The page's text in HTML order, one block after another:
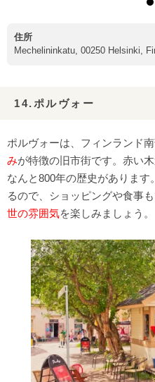
住所
Mechelininkatu, 00250 Helsinki,
14.ポルヴォー
ポルヴォーは、フィンランド
みが特徴の旧市街です。赤い
なんと800年の歴史がありま
るので、ショッピングや食事
世の雰囲気を楽しみましょう。